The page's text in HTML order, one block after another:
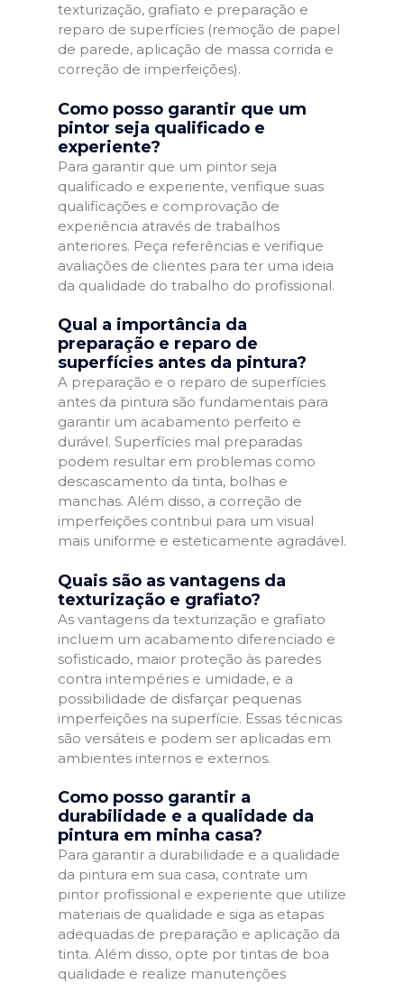
texturização, grafiato e preparação e
reparo de superfícies (remoção de papel
de parede, aplicação de massa corrida e
correção de imperfeições).
Como posso garantir que um
pintor seja qualificado e
experiente?
Para garantir que um pintor seja
qualificado e experiente, verifique suas
qualificações e comprovação de
experiência através de trabalhos
anteriores. Peça referências e verifique
avaliações de clientes para ter uma ideia
da qualidade do trabalho do profissional.
Qual a importância da
preparação e reparo de
superfícies antes da pintura?
A preparação e o reparo de superfícies
antes da pintura são fundamentais para
garantir um acabamento perfeito e
durável. Superfícies mal preparadas
podem resultar em problemas como
descascamento da tinta, bolhas e
manchas. Além disso, a correção de
imperfeições contribui para um visual
mais uniforme e esteticamente agradável.
Quais são as vantagens da
texturização e grafiato?
As vantagens da texturização e grafiato
incluem um acabamento diferenciado e
sofisticado, maior proteção às paredes
contra intempéries e umidade, e a
possibilidade de disfarçar pequenas
imperfeições na superfície. Essas técnicas
são versáteis e podem ser aplicadas em
ambientes internos e externos.
Como posso garantir a
durabilidade e a qualidade da
pintura em minha casa?
Para garantir a durabilidade e a qualidade
da pintura em sua casa, contrate um
pintor profissional e experiente que utilize
materiais de qualidade e siga as etapas
adequadas de preparação e aplicação da
tinta. Além disso, opte por tintas de boa
qualidade e realize manutenções